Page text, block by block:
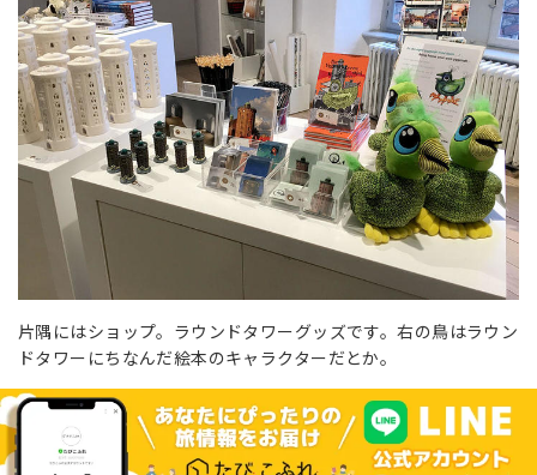
片隅にはショップ。ラウンドタワーグッズです。右の鳥はラウン
ドタワーにちなんだ絵本のキャラクターだとか。